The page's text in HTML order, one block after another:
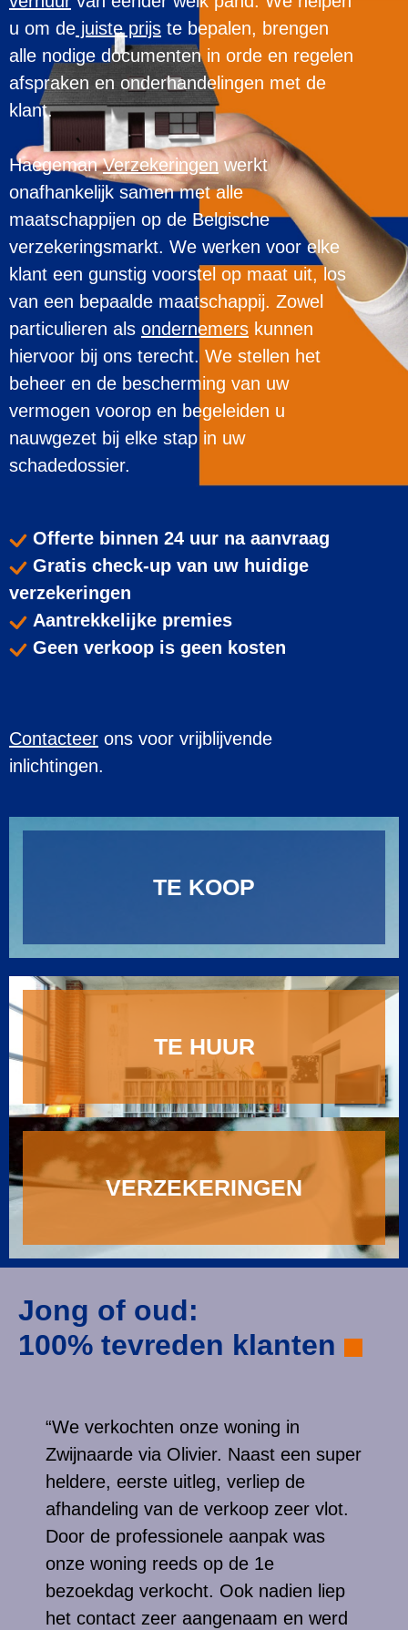
u om de juiste prijs te bepalen, brengen
alle nodige documenten in orde en regelen
afspraken en onderhandelingen met de
klant.
HaegemanVerzekeringen werkt
onafhankelijk samen met alle
maatschappijen op de Belgische
verzekeringsmarkt. We werken voor elke
klant een gunstig voorstel op maat uit, los
van een bepaalde maatschappij. Zowel
particulieren als ondernemers kunnen
hiervoor bij ons terecht. We stellen het
beheer en de bescherming van uw
vermogen voorop en begeleiden u
nauwgezet bij elke stap in uw
schadedossier.
Offerte binnen 24 uur na aanvraag
Gratis check-up van uw huidige
verzekeringen
Aantrekkelijke premies
Geen verkoop is geen kosten
Contacteer ons voor vrijblijvende
inlichtingen.
TE KOOP
TE HUUR
VERZEKERINGEN
Jong of oud:
100% tevreden klanten
“We verkochten onze woning in
Zwijnaarde via Olivier. Naast een super
heldere, eerste uitleg, verliep de
afhandeling van de verkoop zeer vlot.
Door de professionele aanpak was
onze woning reeds op de 1e
bezoekdag verkocht. Ook nadien liep
het contact zeer aangenaam en werd